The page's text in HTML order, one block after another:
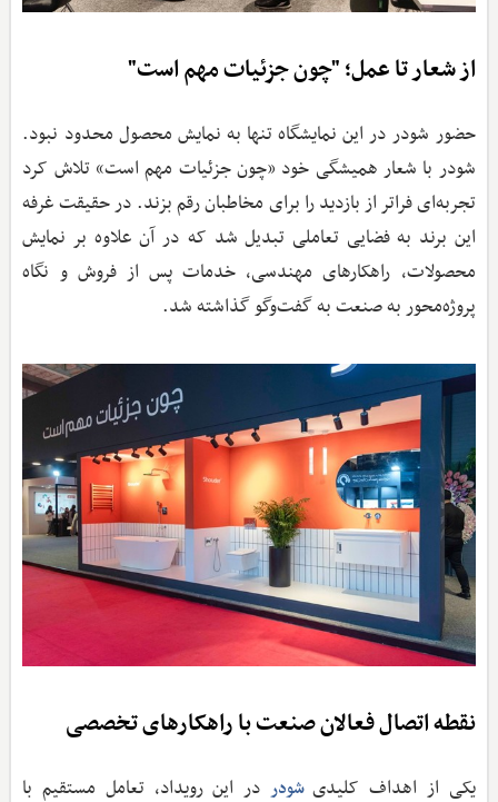
از شعار تا عمل؛ "چون جزئیات مهم است"
حضور شودر در این نمایشگاه تنها به نمایش محصول محدود نبود.
شودر با شعار همیشگی خود «چون جزئیات مهم است» تلاش کرد
تجربه‌ای فراتر از بازدید را برای مخاطبان رقم بزند. در حقیقت غرفه
این برند به فضایی تعاملی تبدیل شد که در آن علاوه بر نمایش
محصولات، راهکارهای مهندسی، خدمات پس از فروش و نگاه
پروژه‌محور به صنعت به گفت‌وگو گذاشته شد.
نقطه اتصال فعالان صنعت با راهکارهای تخصصی
یکی از اهداف کلیدیشودر در این رویداد، تعامل مستقیم با